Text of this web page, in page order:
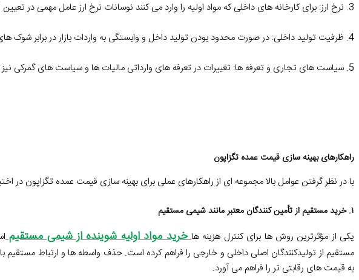
3. نرخ ارز: برای کارخانه های داخلی که مواد اولیه را وارد می کنند نوسانات نرخ ارز عامل مهمی در تعیین قیمت نهایی است.
4. ظرفیت تولید داخلی: در صورت محدود بودن تولید داخل و وابستگی به واردات بازار در برابر شوک های قیمتی آسیب پذیرتر خواهد بود.
5. سیاست های تجاری و تعرفه ها: تغییرات در تعرفه های وارداتی مالیات ها و سیاست های گمرکی نیز می توانند به افزایش یا کاهش قیمت ها منجر شوند.
راهکارهای بهینه سازی قیمت عمده تگزاپون
با در نظر گرفتن عوامل بالا مجموعه ای از راهکارهای عملی برای بهینه سازی قیمت عمده تگزاپون در
۱. خرید مستقیم از تأمین کنندگان معتبر مانند شیمی مستقیم
یکی از مؤثرترین روش ها برای کنترل هزینه هاخرید مواد اولیه شوینده از شیمی مستقیم
مستقیم از تولیدکنندگان اصلی داخلی و خارجی را فراهم کرده است. حذف واسطه ها و ارتباط
به قیمت های رقابتی تر را فراهم می آورد.